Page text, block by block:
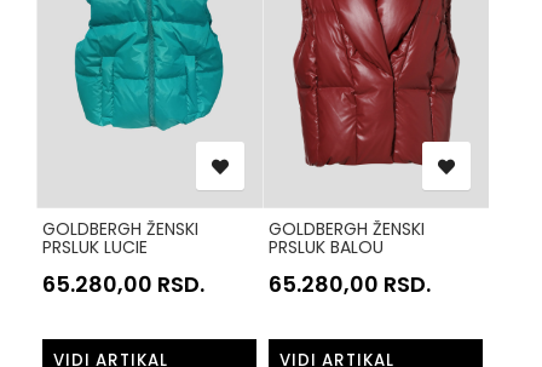
GOLDBERGH ŽENSKI
PRSLUK LUCIE
5644
65.280,00 RSD.
VIDI ARTIKAL
GOLDBERGH ŽENSKI
PRSLUK BALOU
4748
65.280,00 RSD.
VIDI ARTIKAL